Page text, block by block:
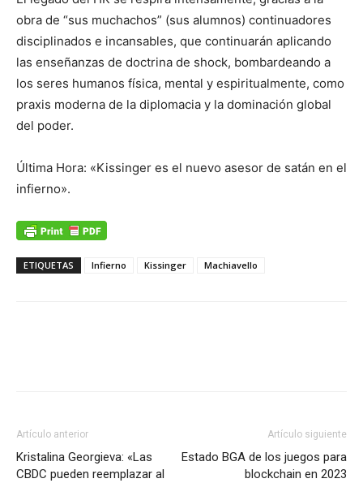
obra de “sus muchachos” (sus alumnos) continuadores
disciplinados e incansables, que continuarán aplicando
las enseñanzas de doctrina de shock, bombardeando a
los seres humanos física, mental y espiritualmente, como
praxis moderna de la diplomacia y la dominación global
del poder.
Última Hora: «Kissinger es el nuevo asesor de satán en el
infierno».
ETIQUETAS Infierno Kissinger Machiavello
Artículo anterior
Kristalina Georgieva: «Las
CBDC pueden reemplazar al
Artículo siguiente
Estado BGA de los juegos para
blockchain en 2023